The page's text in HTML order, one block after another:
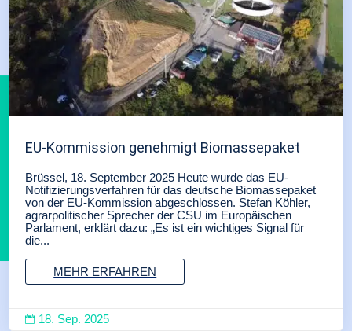
EU-Kommission genehmigt Biomassepaket
Brüssel, 18. September 2025 Heute wurde das EU-
Notifizierungsverfahren für das deutsche Biomassepaket
von der EU-Kommission abgeschlossen. Stefan Köhler,
agrarpolitischer Sprecher der CSU im Europäischen
Parlament, erklärt dazu: „Es ist ein wichtiges Signal für
die...
MEHR ERFAHREN
 18. Sep. 2025